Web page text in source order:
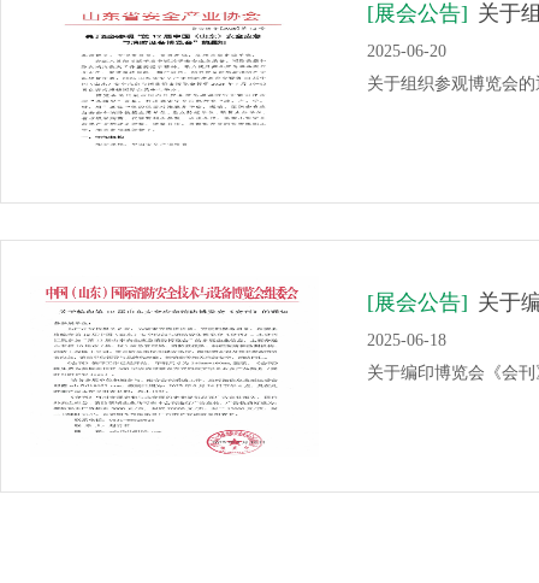
[展会公告] 关于
2025-06-20
关于组织参观博览会的
[展会公告] 关于
2025-06-18
关于编印博览会《会